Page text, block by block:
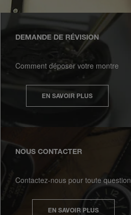
DEMANDE DE RÉVISION
Comment déposer votre montre
EN SAVOIR PLUS
NOUS CONTACTER
Contactez-nous pour toute question
EN SAVOIR PLUS